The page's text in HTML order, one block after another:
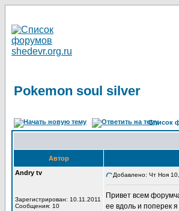
Pokemon soul silver
Список
Автор
Andry tv
Зарегистрирован: 10.11.2011
Сообщения: 10
Добавлено: Чт Ноя
Привет всем
ее вдоль и поперек